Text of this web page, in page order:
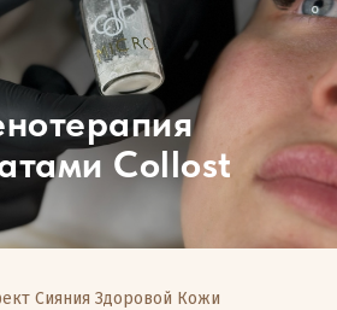
Collost
Сияния Здоровой Кожи